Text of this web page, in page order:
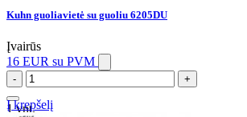
Kuhn guoliavietė su guoliu 6205DU
Įvairūs
16 EUR su PVM
- +
1 vnt.
Į krepšelį